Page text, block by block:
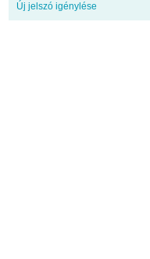
Új jelszó igénylése